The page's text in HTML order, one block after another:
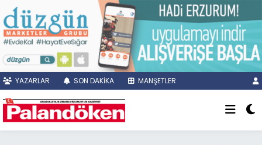
YAZARLAR SON DAKİKA MANŞETLER